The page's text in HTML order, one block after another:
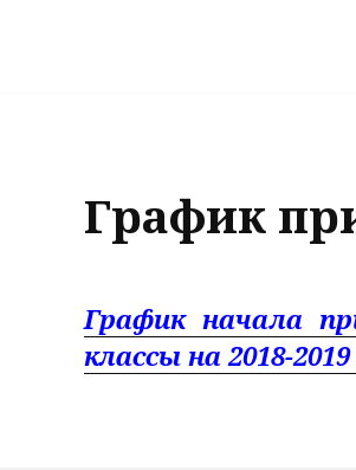
График
График начала
классы на 2018-